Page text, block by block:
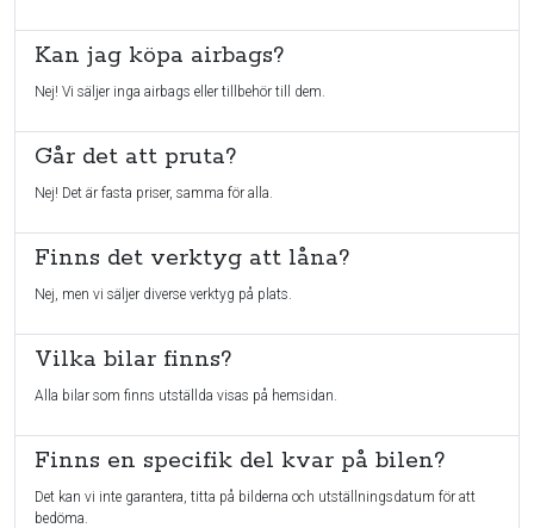
Kan jag köpa airbags?
Nej! Vi säljer inga airbags eller tillbehör till dem.
Går det att pruta?
Nej! Det är fasta priser, samma för alla.
Finns det verktyg att låna?
Nej, men vi säljer diverse verktyg på plats.
Vilka bilar finns?
Alla bilar som finns utställda visas på hemsidan.
Finns en specifik del kvar på bilen?
Det kan vi inte garantera, titta på bilderna och utställningsdatum för att
bedöma.